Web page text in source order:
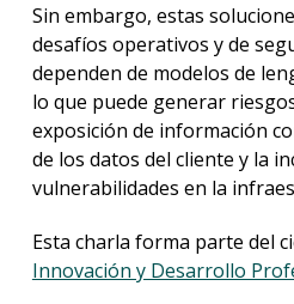
Sin embargo, estas
desafíos operativos y de
dependen de modelos de
lo que puede generar
exposición de información
de los datos del cliente y la
vulnerabilidades en la
Esta charla forma parte del
Innovación y Desarrollo